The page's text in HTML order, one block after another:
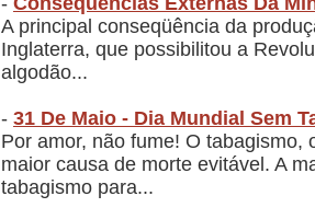
A principal conseqüência da
Inglaterra, que possibilitou a
algodão...
- 31 De Maio - Dia Mundial Sem
Por amor, não fume! O tabagismo,
maior causa de morte evitável. A
tabagismo para...